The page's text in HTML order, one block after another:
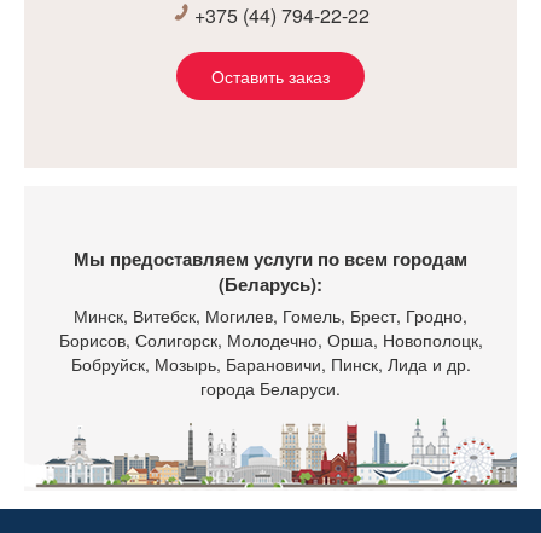
+375 (44) 794-22-22
Оставить заказ
Мы предоставляем услуги по всем городам
(Беларусь):
Минск, Витебск, Могилев, Гомель, Брест, Гродно,
Борисов, Солигорск, Молодечно, Орша, Новополоцк,
Бобруйск, Мозырь, Барановичи, Пинск, Лида и др.
города Беларуси.